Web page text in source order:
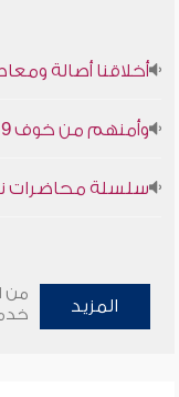
أخلاقنا أصالة
وأمنهم من خوف 9
سلسلة محاضرات
المزيد
من